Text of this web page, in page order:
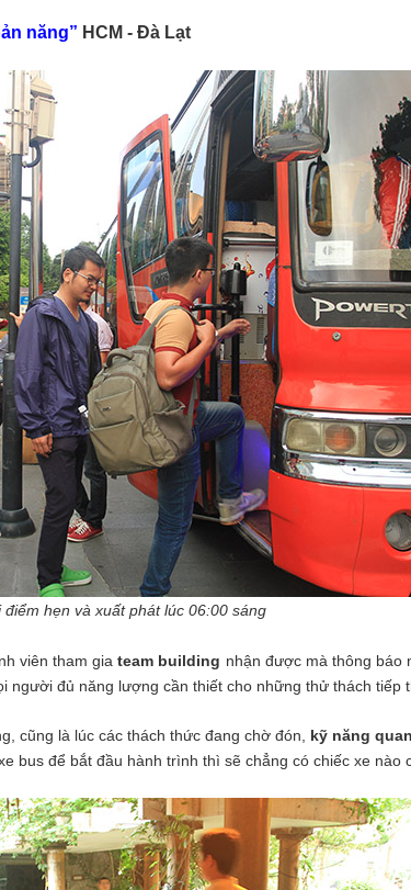
năng” HCM - Đà Lạt
và xuất phát lúc 06:00 sáng
viên tham gia team building nhận được mà thông báo
người đủ năng lượng cần thiết cho những thử thách tiếp
cũng là lúc các thách thức đang chờ đón, kỹ năng
bus để bắt đầu hành trình thì sẽ chẳng có chiếc xe nào